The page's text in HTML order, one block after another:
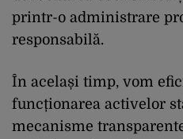
printr-o administrare
responsabilă.
În același timp, vom
funcționarea activelor
mecanisme